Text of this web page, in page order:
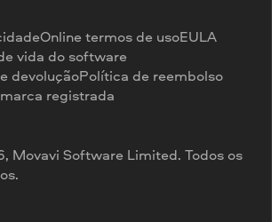
escolher
Movavi Software Limited. Todos os
Online termos de usoEULA
vida do software
devoluçãoPolítica de reembolso
registrada